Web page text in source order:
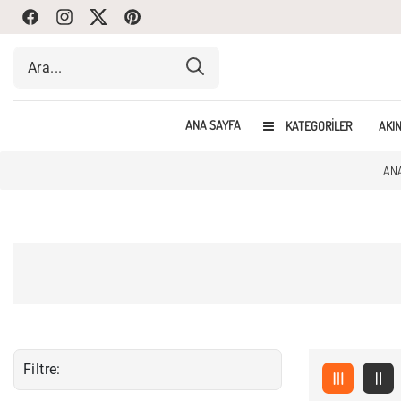
FacebookInstagram
Twitte Pinterest
ANA SAYFA KATEGORILER
Filtre: